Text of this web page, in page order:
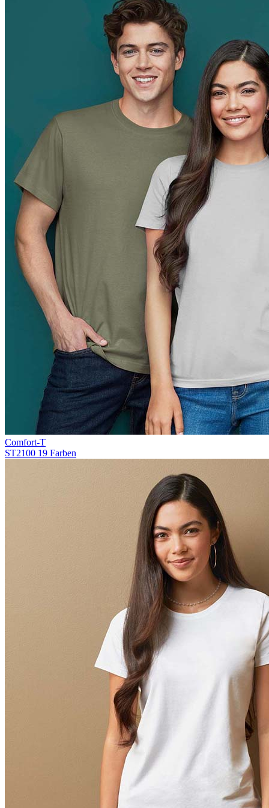
Brilliant Orange (BOR)
Kiwi Green (KIW)
Kelly Green (KEG)
Hunters Green (HGR)
Military Green (MIL)
Bottle Green (BOG)
Dark Chocolate (DCH)
Natural (NAT)
Blue Midnight Dip (BMD)
Light Grey Melange (LGM)
Comfort-T
ST2100 19 Farben